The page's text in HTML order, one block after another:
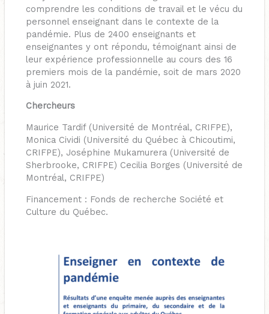
comprendre les conditions de travail et le vécu du
personnel enseignant dans le contexte de la
pandémie. Plus de 2400 enseignants et
enseignantes y ont répondu, témoignant ainsi de
leur expérience professionnelle au cours des 16
premiers mois de la pandémie, soit de mars 2020
à juin 2021.
Chercheurs
Maurice Tardif (Université de Montréal, CRIFPE),
Monica Cividi (Université du Québec à Chicoutimi,
CRIFPE), Joséphine Mukamurera (Université de
Sherbrooke, CRIFPE) Cecilia Borges (Université de
Montréal, CRIFPE)
Financement : Fonds de recherche Société et
Culture du Québec.